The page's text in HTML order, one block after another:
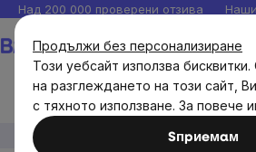
Продължи без персонализиране
Този уебсайт използва
на разглеждането на този сайт,
с тяхното използване. За повече
Sпpиeмaм
Прескочи
към
съдържанието
Над 200 000 проверени отзива
Новини за дома